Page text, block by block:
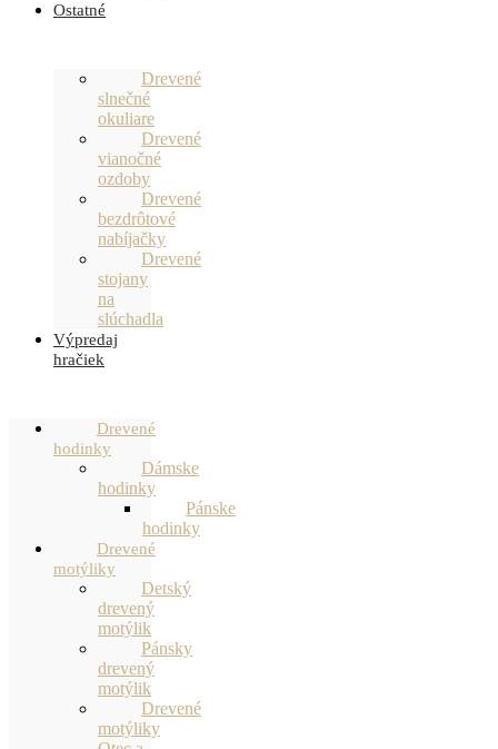
Ostatné
Drevené
slnečné
okuliare
Drevené
vianočné
ozdoby
Drevené
bezdrôtové
nabíjačky
Drevené
stojany
na
slúchadla
Výpredaj
hračiek
Drevené
hodinky
Dámske
hodinky
Pánske
hodinky
Drevené
motýliky
Detský
drevený
motýlik
Pánsky
drevený
motýlik
Drevené
motýliky